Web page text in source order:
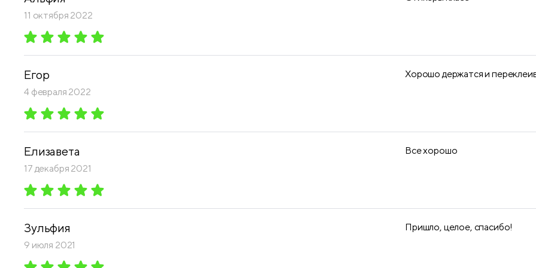
11 октября 2022
Егор
4 февраля 2022
Хорошо держатся и
Елизавета
17 декабря 2021
Все хорошо
Зульфия
9 июля 2021
Пришло, целое, спасибо!